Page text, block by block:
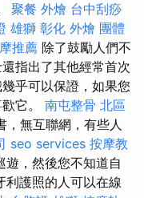
聚餐 外燴 台中刮痧
雄獅 彰化 外燴 團體
推薦 除了鼓勵人們不
指出了其他經常首次
幾乎可以保證，如果您
它。 南屯整骨 北區
，無互聯網，有些人
seo services 按摩教
遊，然後您不知道自
利護照的人可以在線